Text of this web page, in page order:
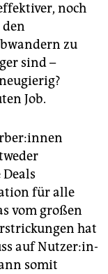
noch
den
zu
sind –
Job.
für alle
vom großen
hat
auf Nut­ze­r:in­
somit